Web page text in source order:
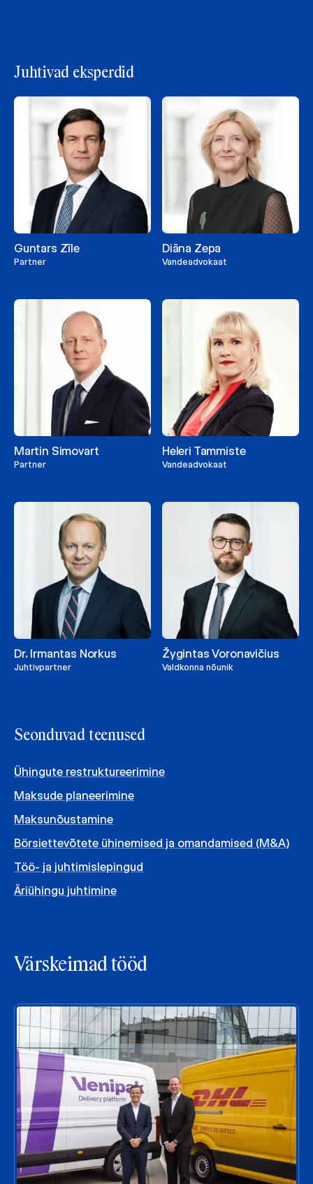
Juhtivad eksperdid
Guntars Zīle
Partner
Diāna Zepa
Vandeadvokaat
Martin Simovart
Partner
Heleri Tammiste
Vandeadvokaat
Dr. Irmantas Norkus
Juhtivpartner
Žygintas Voronavičius
Valdkonna nõunik
Seonduvad teenused
Ühingute restruktureerimine
Maksude planeerimine
Maksunõustamine
Börsiettevõtete ühinemised ja omandamised (M&A)
Töö- ja juhtimislepingud
Äriühingu juhtimine
Värskeimad tööd